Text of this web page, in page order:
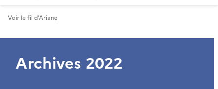
Voir le fil d'Ariane
Archives 2022